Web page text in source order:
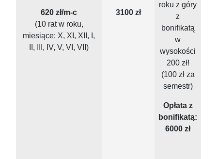
620 zł/m-c
(10 rat w roku,
miesiące: X, XI, XII, I,
II, III, IV, V, VI, VII)
3100 zł
roku z góry
z
bonifikatą
w
wysokości
200 zł!
(100 zł za
semestr)
Opłata z
bonifikatą:
6000 zł